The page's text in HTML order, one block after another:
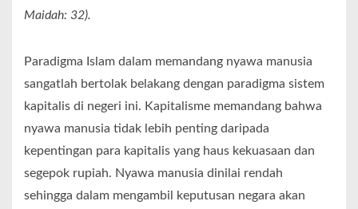
Maidah: 32).
Paradigma Islam dalam memandang nyawa manusia
sangatlah bertolak belakang dengan paradigma sistem
kapitalis di negeri ini. Kapitalisme memandang bahwa
nyawa manusia tidak lebih penting daripada
kepentingan para kapitalis yang haus kekuasaan dan
segepok rupiah. Nyawa manusia dinilai rendah
sehingga dalam mengambil keputusan negara akan